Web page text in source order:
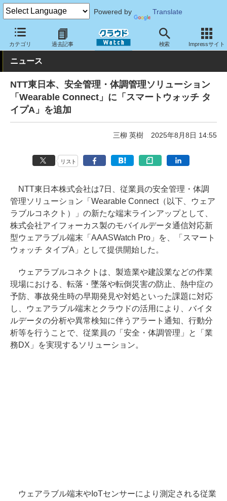
Powered by Translate
カテゴリ 過去記事 検索 Impressサイト
クラウド Watch サービス・ソフト サービス その他
ニュース
NTT東日本、安全管理・体調管理ソリューション
「Wearable Connect」に「スマートウォッチ タ
イプA」を追加
三柳 英樹 2025年8月8日 14:55
リスト
NTT東日本株式会社は7日、従業員の安全管理・体調
管理ソリューション「Wearable Connect（以下、ウェア
ラブルコネクト）」の新たな端末ラインアップとして、
株式会社アイフォーカス製のモバイルデータ通信対応新
型ウェアラブル端末「AAASWatch Pro」を、「スマート
ウォッチ タイプA」として提供開始した。
ウェアラブルコネクトは、製造業や建設業などの作業
現場における、転落・墜落や転倒災害の防止、熱中症の
予防、事故発生時の早期発見や対処といった課題に対応
し、ウェアラブル端末とクラウドの活用により、バイタ
ルデータの分析や異常検知に伴うアラート通知、行動分
析等を行うことで、従業員の「安全・体調管理」と「業
務DX」を実現するソリューション。
ウェアラブル端末やIoTセンサーにより測定される従業